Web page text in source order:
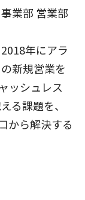
業部 営業部
年にアラ
新規営業を
ッシュレス
る課題を、
から解決する